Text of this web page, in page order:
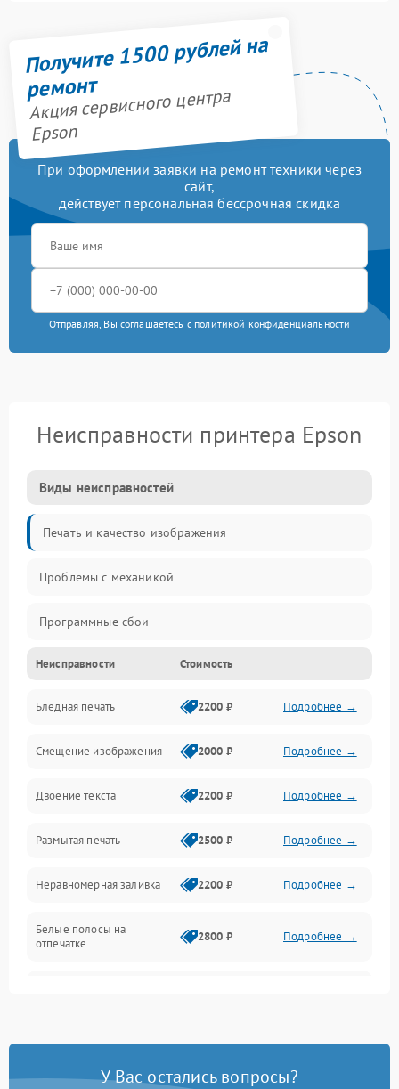
Получите 1500 рублей на
ремонт
Акция сервисного центра
Epson
При оформлении заявки на ремонт техники через
сайт,
действует персональная бессрочная скидка
Отправляя, Вы соглашаетесь с политикой конфиденциальности
Неисправности принтера Epson
Виды неисправностей
Печать и качество изображения
Проблемы с механикой
Программные сбои
Программные ошибки
Картриджи и расходники
Механика и узлы
Подключение и интерфейсы
Панель управления и индикация
Режим работы
Питание и запуск
Неисправности Стоимость
Бледная печать 2200 ₽ Подробнее →
Смещение изображения 2000 ₽ Подробнее →
Двоение текста 2200 ₽ Подробнее →
Размытая печать 2500 ₽ Подробнее →
Неравномерная заливка 2200 ₽ Подробнее →
Белые полосы на
отпечатке
2800 ₽ Подробнее →
У Вас остались вопросы?